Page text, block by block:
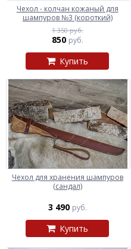
Чехол - колчан кожаный для
шампуров №3 (короткий)
1 350 руб.
850 руб.
Купить
Чехол для хранения шампуров
(сандал)
3 490 руб.
Купить